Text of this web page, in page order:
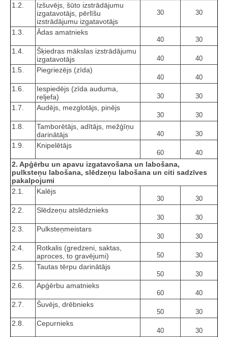
1.2.
Izšuvējs, šūto izstrādājumu
izgatavotājs, pērlīšu
izstrādājumu izgatavotājs
30 30
1.3. Ādas amatnieks
40 30
1.4.
Šķiedras mākslas izstrādājumu
izgatavotājs
40 40
1.5. Piegriezējs (zīda)
40 40
1.6.
Iespiedējs (zīda auduma,
reljefa)
30 30
1.7. Audējs, mezglotājs, pinējs
30 30
1.8.
Tamborētājs, adītājs, mežģīņu
darinātājs
40 30
1.9. Knipelētājs
60 40
2. Apģērbu un apavu izgatavošana un labošana,
pulksteņu labošana, slēdzeņu labošana un citi sadzīves
pakalpojumi
2.1.
Kalējs
30 30
2.2. Slēdzeņu atslēdznieks
30 30
2.3. Pulksteņmeistars
30 30
2.4.
Rotkalis (gredzeni, saktas,
aproces, to gravējumi)
50 30
2.5. Tautas tērpu darinātājs
50 30
2.6. Apģērbu amatnieks
60 40
2.7. Šuvējs, drēbnieks
50 30
2.8. Cepurnieks
40 30